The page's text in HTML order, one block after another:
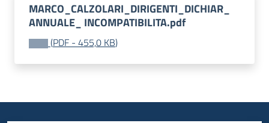
MARCO_CALZOLARI_DIRIGENTI_DICHIAR_
ANNUALE_ INCOMPATIBILITA.pdf
(PDF - 455,0 KB)